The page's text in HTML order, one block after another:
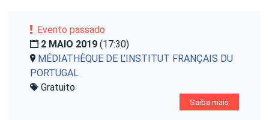
Evento passado
2 MAIO 2019 (17:30)
MÉDIATHÈQUE DE L’INSTITUT FRANÇAIS DU
PORTUGAL
Gratuito
Saiba mais